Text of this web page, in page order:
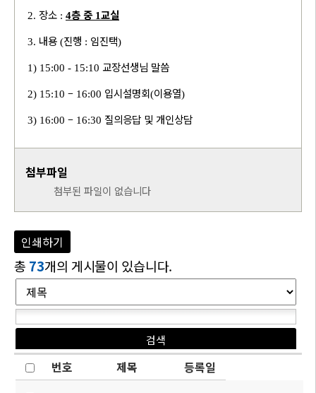
2. 장소 : 4층 중 1교실
3. 내용 (진행 : 임진택)
1) 15:00 - 15:10 교장선생님 말씀
2) 15:10 – 16:00 입시설명회(이용열)
3) 16:00 – 16:30 질의응답 및 개인상담
첨부파일
첨부된 파일이 없습니다
인쇄하기
총 73개의 게시물이 있습니다.
번호 제목 등록일